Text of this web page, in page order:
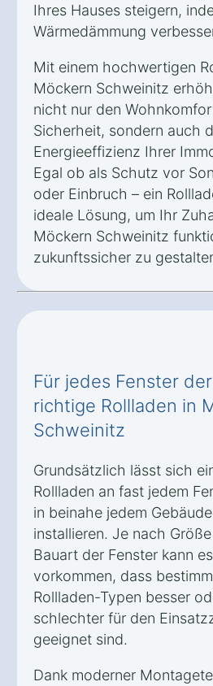
Ihres Hauses steigern,
Wärmedämmung
Mit einem hochwertigen
Möckern Schweinitz
nicht nur den
Sicherheit, sondern auch
Energieeffizienz Ihrer
Egal ob als Schutz vor
oder Einbruch – ein
ideale Lösung, um Ihr
Möckern Schweinitz
zukunftssicher zu
Für jedes Fenster der
richtige Rollladen in
Schweinitz
Grundsätzlich lässt sich
Rollladen an fast jedem
in beinahe jedem Gebäude
installieren. Je nach
Bauart der Fenster kann
vorkommen, dass
Rollladen-Typen besser
schlechter für den
geeignet sind.
Dank moderner